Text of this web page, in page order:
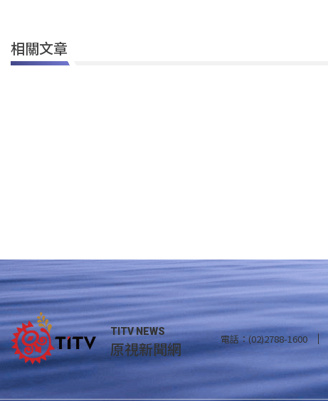
相關文章
TITV NEWS
原視新聞網 電話：(02)2788-1600